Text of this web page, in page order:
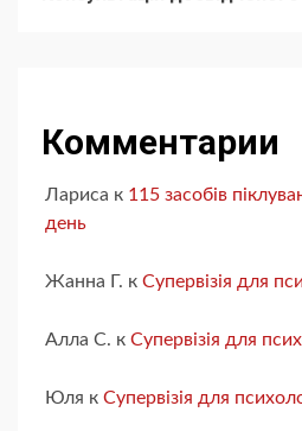
Комментарии
Лариса к 115 засобів
день
Жанна Г. к Супервізія для
Алла С. к Супервізія для
Юля к Супервізія для